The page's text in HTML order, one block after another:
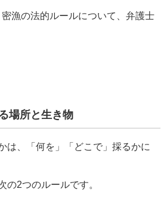
漁の法的ルールについて、弁護士
場所と生き物
は、「何を」「どこで」採るかに
の2つのルールです。